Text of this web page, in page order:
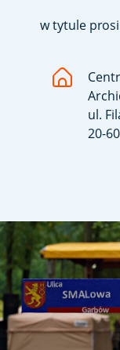
w tytule
ul.
20-